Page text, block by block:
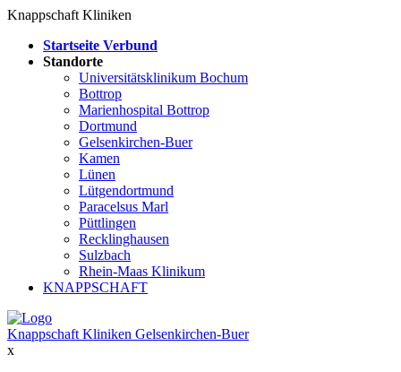
Knappschaft Kliniken
Startseite Verbund
Standorte
Universitätsklinikum Bochum
Bottrop
Marienhospital Bottrop
Dortmund
Gelsenkirchen-Buer
Kamen
Lünen
Lütgendortmund
Paracelsus Marl
Püttlingen
Recklinghausen
Sulzbach
Rhein-Maas Klinikum
KNAPPSCHAFT
Knappschaft Kliniken Gelsenkirchen-Buer
x